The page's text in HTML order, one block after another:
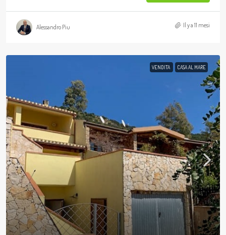
Alessandro Piu Il y a 11 mesi
VENDITA CASA AL MARE